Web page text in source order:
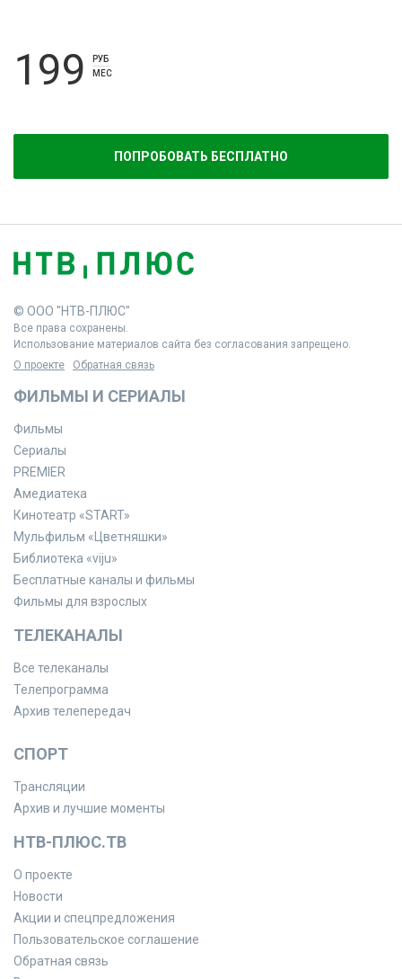
199
РУБ
МЕС
ПОПРОБОВАТЬ БЕСПЛАТНО
© ООО "НТВ-ПЛЮС"
Все права сохранены.
Использование материалов сайта без согласования запрещено.
О проекте
Обратная связь
ФИЛЬМЫ И СЕРИАЛЫ
Фильмы
Сериалы
PREMIER
Амедиатека
Кинотеатр «START»
Мульфильм «Цветняшки»
Библиотека «viju»
Бесплатные каналы и фильмы
Фильмы для взрослых
ТЕЛЕКАНАЛЫ
Все телеканалы
Телепрограмма
Архив телепередач
СПОРТ
Трансляции
Архив и лучшие моменты
НТВ-ПЛЮС.ТВ
О проекте
Новости
Акции и спецпредложения
Пользовательское соглашение
Обратная связь